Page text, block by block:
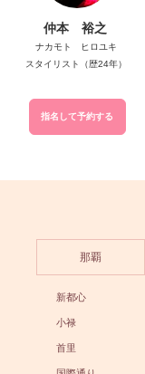
仲本 裕之
ナカモト ヒロユキ
スタイリスト（歴24年）
指名して予約する
那覇
新都心
小禄
首里